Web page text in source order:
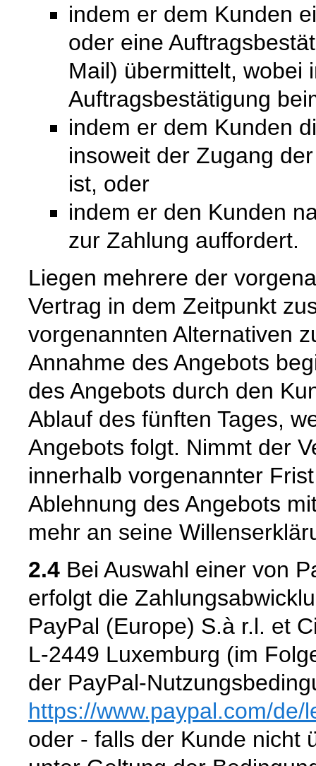
indem er dem Kunden
oder eine
Mail) übermittelt, wobei
Auftragsbestätigung
indem er dem Kunden
insoweit der Zugang
ist, oder
indem er den Kunden
zur Zahlung auffordert.
Liegen mehrere der
Vertrag in dem Zeitpunkt
vorgenannten Alternativen
Annahme des Angebots
des Angebots durch den
Ablauf des fünften Tages,
Angebots folgt. Nimmt der
innerhalb vorgenannter
Ablehnung des Angebots
mehr an seine
2.4 Bei Auswahl einer von
erfolgt die
PayPal (Europe) S.à r.l. et
L-2449 Luxemburg (im
der PayPal-
https://www.paypal.com/de/
oder - falls der Kunde nicht